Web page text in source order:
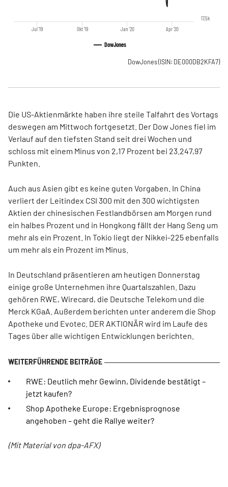
DowJones
Jul '19 Jan '20
Okt '19 Apr '20
17,5k
DowJones(ISIN: DE000DB2KFA7)
Die US-Aktienmärkte haben ihre steile Talfahrt des Vortags
deswegen am Mittwoch fortgesetzt. Der Dow Jones fiel im
Verlauf auf den tiefsten Stand seit drei Wochen und
schloss mit einem Minus von 2,17 Prozent bei 23.247,97
Punkten.
Auch aus Asien gibt es keine guten Vorgaben. In China
verliert der Leitindex CSI 300 mit den 300 wichtigsten
Aktien der chinesischen Festlandbörsen am Morgen rund
ein halbes Prozent und in Hongkong fällt der Hang Seng um
mehr als ein Prozent. In Tokio liegt der Nikkei-225 ebenfalls
um mehr als ein Prozent im Minus.
In Deutschland präsentieren am heutigen Donnerstag
einige große Unternehmen ihre Quartalszahlen. Dazu
gehören RWE, Wirecard, die Deutsche Telekom und die
Merck KGaA. Außerdem berichten unter anderem die Shop
Apotheke und Evotec. DER AKTIONÄR wird im Laufe des
Tages über alle wichtigen Entwicklungen berichten.
RWE: Deutlich mehr Gewinn, Dividende bestätigt –
jetzt kaufen?
Shop Apotheke Europe: Ergebnisprognose
angehoben – geht die Rallye weiter?
(Mit Material von dpa-AFX)